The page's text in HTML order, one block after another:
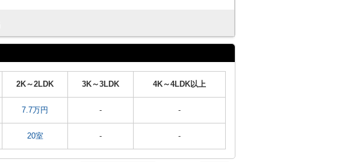
2K～2LDK 3K～3LDK 4K～4LDK以上
7.7万円 - -
20室 - -